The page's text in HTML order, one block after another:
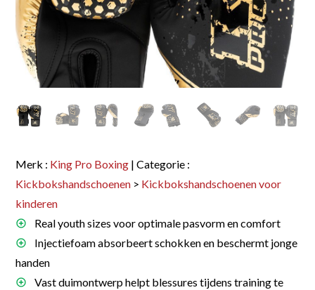
Merk : King Pro Boxing | Categorie :
Kickbokshandschoenen > Kickbokshandschoenen voor
kinderen
Real youth sizes voor optimale pasvorm en comfort
Injectiefoam absorbeert schokken en beschermt jonge
handen
Vast duimontwerp helpt blessures tijdens training te